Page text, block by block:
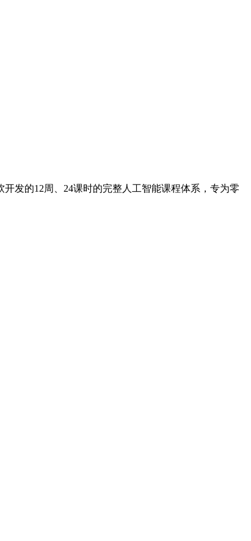
发的12周、24课时的完整人工智能课程体系，专为零